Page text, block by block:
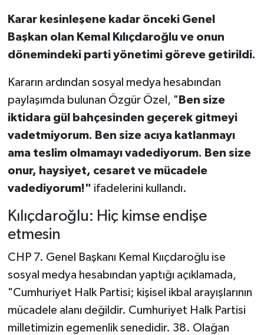
Karar kesinleşene kadar önceki Genel
Başkan olan Kemal Kılıçdaroğlu ve onun
dönemindeki parti yönetimi göreve getirildi.
Kararın ardından sosyal medya hesabından
paylaşımda bulunan Özgür Özel, " Ben size
iktidara gül bahçesinden geçerek gitmeyi
vadetmiyorum. Ben size acıya katlanmayı
ama teslim olmamayı vadediyorum. Ben size
onur, haysiyet, cesaret ve mücadele
vadediyorum!" ifadelerini kullandı.
Kılıçdaroğlu: Hiç kimse endişe
etmesin
CHP 7. Genel Başkanı Kemal Kııçdaroğlu ise
sosyal medya hesabından yaptığı açıklamada,
"Cumhuriyet Halk Partisi; kişisel ikbal arayışlarının
mücadele alanı değildir. Cumhuriyet Halk Partisi
milletimizin egemenlik senedidir. 38. Olağan